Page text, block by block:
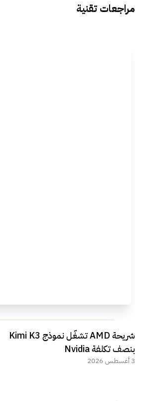
مراجعات تقنية
مراجعة شاملة لعملاق الألعاب
الجديد REDMAGIC 11 AIR
شريحة AMD تشغّل نموذج Kimi K3
بنصف تكلفة Nvidia
3 أغسطس 2026